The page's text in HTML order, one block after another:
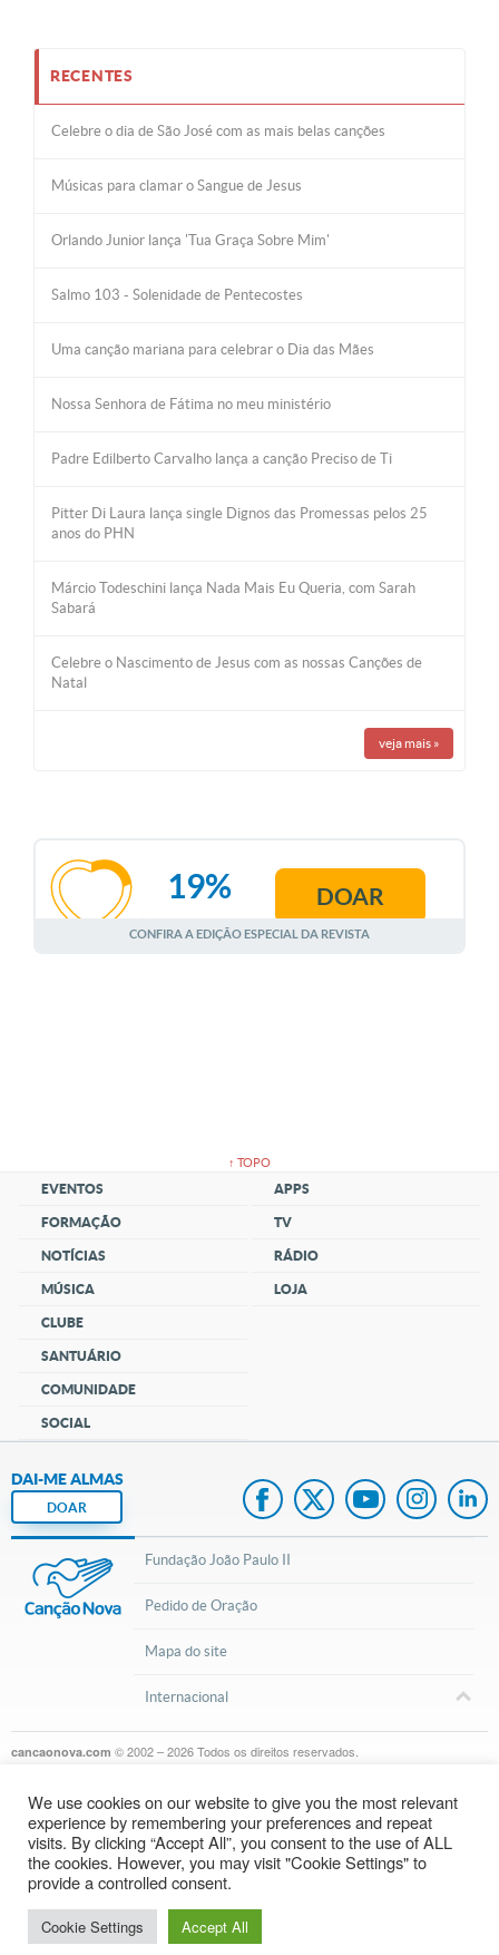
RECENTES
Celebre o dia de São José com as mais belas canções
Músicas para clamar o Sangue de Jesus
Orlando Junior lança 'Tua Graça Sobre Mim'
Salmo 103 - Solenidade de Pentecostes
Uma canção mariana para celebrar o Dia das Mães
Nossa Senhora de Fátima no meu ministério
Padre Edilberto Carvalho lança a canção Preciso de Ti
Pitter Di Laura lança single Dignos das Promessas pelos 25
anos do PHN
Márcio Todeschini lança Nada Mais Eu Queria, com Sarah
Sabará
Celebre o Nascimento de Jesus com as nossas Canções de
Natal
veja mais »
AGOSTO
19% DOAR
CONFIRA A EDIÇÃO ESPECIAL DA REVISTA
↑ TOPO
EVENTOS
FORMAÇÃO
NOTÍCIAS
MÚSICA
CLUBE
SANTUÁRIO
COMUNIDADE
SOCIAL
APPS
TV
RÁDIO
LOJA
DAI-ME ALMAS
DOAR
Fundação João Paulo II
Pedido de Oração
Mapa do site
Internacional
cancaonova.com © 2002 – 2026Todos os direitos reservados.
We use cookies on our website to give you the most relevant
experience by remembering your preferences and repeat
visits. By clicking “Accept All”, you consent to the use of ALL
the cookies. However, you may visit "Cookie Settings" to
provide a controlled consent.
Cookie Settings Accept All
Inscreva-se em nosso canal do Youtube